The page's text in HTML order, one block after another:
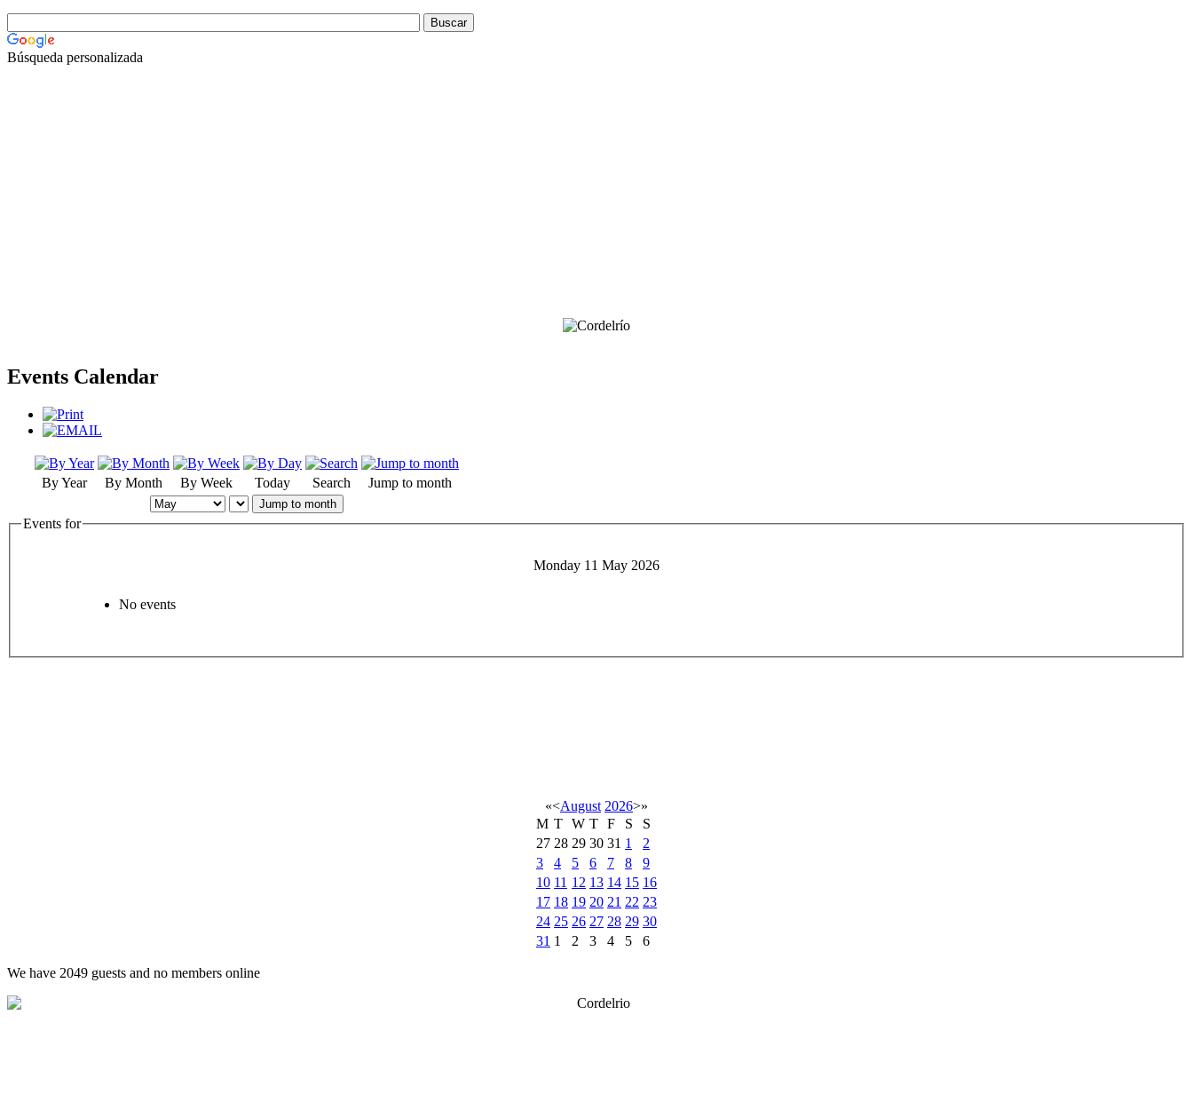
Búsqueda personalizada
Events Calendar
By Year By Month By Week Today Search Jump to month
Jump to month
Events for
Monday 11 May 2026
No events
«<August 2026>»
M T W T F S
S
27 28 29 30 31 1
2
3
4 5 6 7 8
9
10 11 12 13 14 15 16
17 18 19 20 21 22 23
24 25 26 27 28 29 30
31 1 2 3 4 5 6
We have 2049 guests and no members online